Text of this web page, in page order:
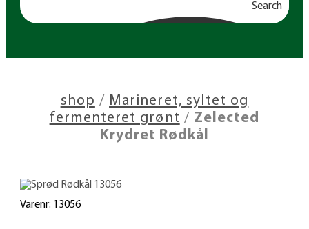
Search
shop / Marineret, syltet og
fermenteret grønt / Zelected
Krydret Rødkål
Varenr: 13056